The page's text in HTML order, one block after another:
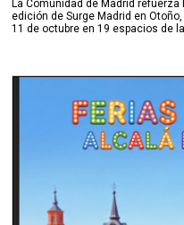
La Comunidad de Madrid
edición de Surge Madrid en
11 de octubre en 19 espacios de